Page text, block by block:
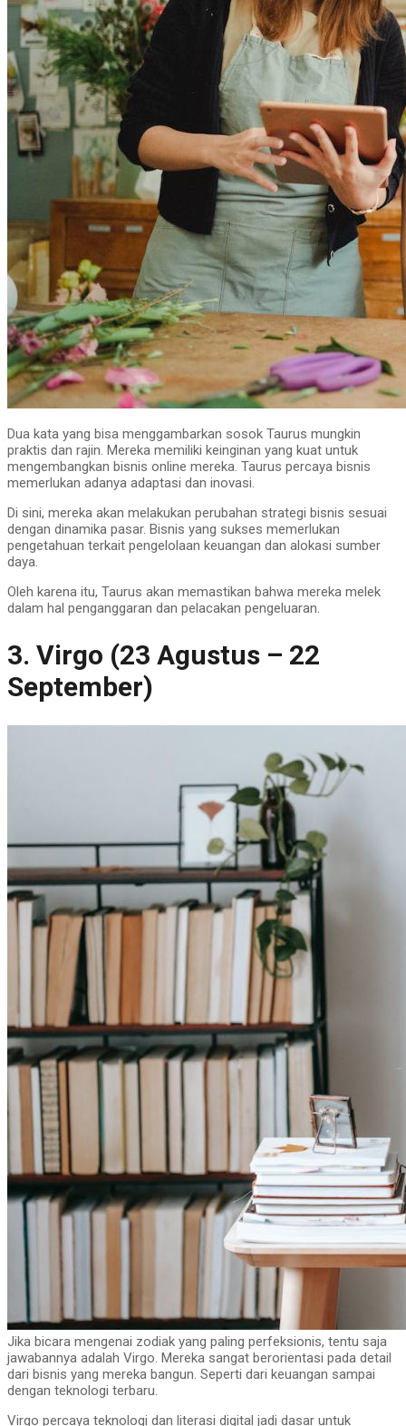
Dua kata yang bisa menggambarkan sosok Taurus mungkin
praktis dan rajin. Mereka memiliki keinginan yang kuat untuk
mengembangkan bisnis online mereka. Taurus percaya bisnis
memerlukan adanya adaptasi dan inovasi.
Di sini, mereka akan melakukan perubahan strategi bisnis sesuai
dengan dinamika pasar. Bisnis yang sukses memerlukan
pengetahuan terkait pengelolaan keuangan dan alokasi sumber
daya.
Oleh karena itu, Taurus akan memastikan bahwa mereka melek
dalam hal penganggaran dan pelacakan pengeluaran.
3. Virgo (23 Agustus – 22
September)
Jika bicara mengenai zodiak yang paling perfeksionis, tentu saja
jawabannya adalah Virgo. Mereka sangat berorientasi pada detail
dari bisnis yang mereka bangun. Seperti dari keuangan sampai
dengan teknologi terbaru.
Virgo percaya teknologi dan literasi digital jadi dasar untuk